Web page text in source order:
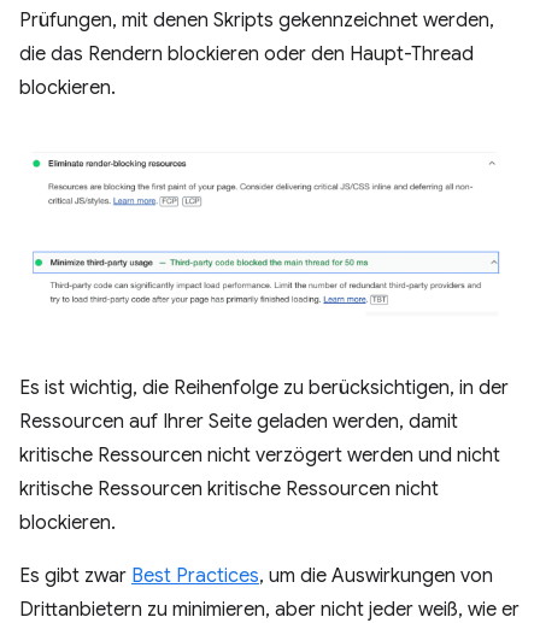
Prüfungen, mit denen Skripts gekennzeichnet werden,
die das Rendern blockieren oder den Haupt-Thread
blockieren.
Es ist wichtig, die Reihenfolge zu berücksichtigen, in der
Ressourcen auf Ihrer Seite geladen werden, damit
kritische Ressourcen nicht verzögert werden und nicht
kritische Ressourcen kritische Ressourcen nicht
blockieren.
Es gibt zwar Best Practices, um die Auswirkungen von
Drittanbietern zu minimieren, aber nicht jeder weiß, wie er